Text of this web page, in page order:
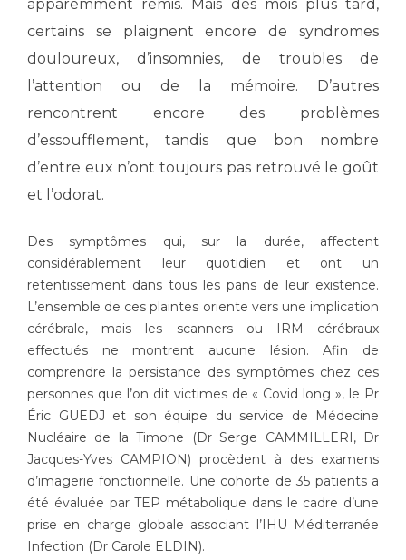
Salon des familles
Transports sanitaires
Vos droits, vos devoirs
Handicap
Handi 13
Pôle Médecine Physique et Réadaptation
Charte Romain Jacob
Mouvement Parcours Handicap 13
Activité physique
Cancer
Médecine nucléaire
Maladies rares
Écoles et Instituts de Formation
Plateforme des internes
Adresser un patient
Réseaux de soins
Adresser un examen au Laboratoire de Biologie
Médicale
Radiologie / Imagerie
Cancérologie
Les pôles d'activité médicale
Anatomie et Cytologie Pathologiques
Adresser un examen au Laboratoire d'Infectiologie
Centres de référence Maladies Rares
Plateforme d'Expertise Maladies Rares
apparemment remis. Mais des mois plus tard,
certains se plaignent encore de syndromes
douloureux, d’insomnies, de troubles de
l’attention ou de la mémoire. D’autres
rencontrent encore des problèmes
d’essoufflement, tandis que bon nombre
d’entre eux n’ont toujours pas retrouvé le goût
et l’odorat.
Des symptômes qui, sur la durée, affectent
considérablement leur quotidien et ont un
retentissement dans tous les pans de leur existence.
L’ensemble de ces plaintes oriente vers une implication
cérébrale, mais les scanners ou IRM cérébraux
effectués ne montrent aucune lésion. Afin de
comprendre la persistance des symptômes chez ces
personnes que l’on dit victimes de « Covid long », le Pr
Éric GUEDJ et son équipe du service de Médecine
Nucléaire de la Timone (Dr Serge CAMMILLERI, Dr
Jacques-Yves CAMPION) procèdent à des examens
d’imagerie fonctionnelle. Une cohorte de 35 patients a
été évaluée par TEP métabolique dans le cadre d’une
prise en charge globale associant l’IHU Méditerranée
Infection (Dr Carole ELDIN).